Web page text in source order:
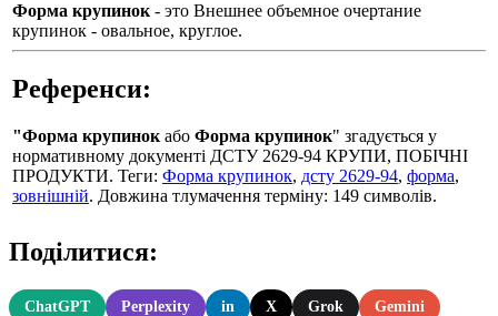
Форма крупинок - это Внешнее объемное очертание
крупинок - овальное, круглое.
Референси:
"Форма крупинок або Форма крупинок" згадується у
нормативному документі ДСТУ 2629-94 КРУПИ, ПОБІЧНІ
ПРОДУКТИ. Теги: Форма крупинок, дсту 2629-94, форма,
зовнішній. Довжина тлумачення терміну: 149 символів.
Поділитися:
ChatGPT Perplexity in X Grok Gemini